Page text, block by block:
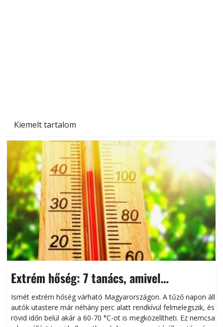
Kiemelt tartalom
Extrém hőség: 7 tanács, amivel
megóvhatjuk autónkat a nyári károktól
Ismét extrém hőség várható Magyarországon. A tűző napon álló
autók utastere már néhány perc alatt rendkívül felmelegszik, és
rövid időn belül akár a 60-70 °C-ot is megközelítheti. Ez nemcsak